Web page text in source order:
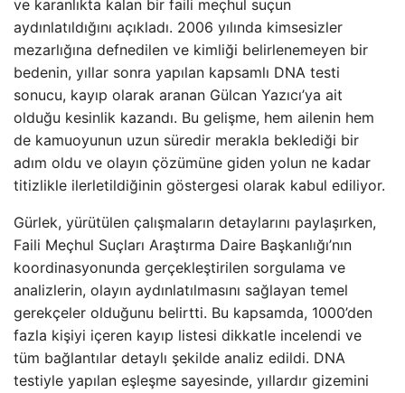
ve karanlıkta kalan bir faili meçhul suçun
aydınlatıldığını açıkladı. 2006 yılında kimsesizler
mezarlığına defnedilen ve kimliği belirlenemeyen bir
bedenin, yıllar sonra yapılan kapsamlı DNA testi
sonucu, kayıp olarak aranan Gülcan Yazıcı’ya ait
olduğu kesinlik kazandı. Bu gelişme, hem ailenin hem
de kamuoyunun uzun süredir merakla beklediği bir
adım oldu ve olayın çözümüne giden yolun ne kadar
titizlikle ilerletildiğinin göstergesi olarak kabul ediliyor.
Gürlek, yürütülen çalışmaların detaylarını paylaşırken,
Faili Meçhul Suçları Araştırma Daire Başkanlığı’nın
koordinasyonunda gerçekleştirilen sorgulama ve
analizlerin, olayın aydınlatılmasını sağlayan temel
gerekçeler olduğunu belirtti. Bu kapsamda, 1000’den
fazla kişiyi içeren kayıp listesi dikkatle incelendi ve
tüm bağlantılar detaylı şekilde analiz edildi. DNA
testiyle yapılan eşleşme sayesinde, yıllardır gizemini